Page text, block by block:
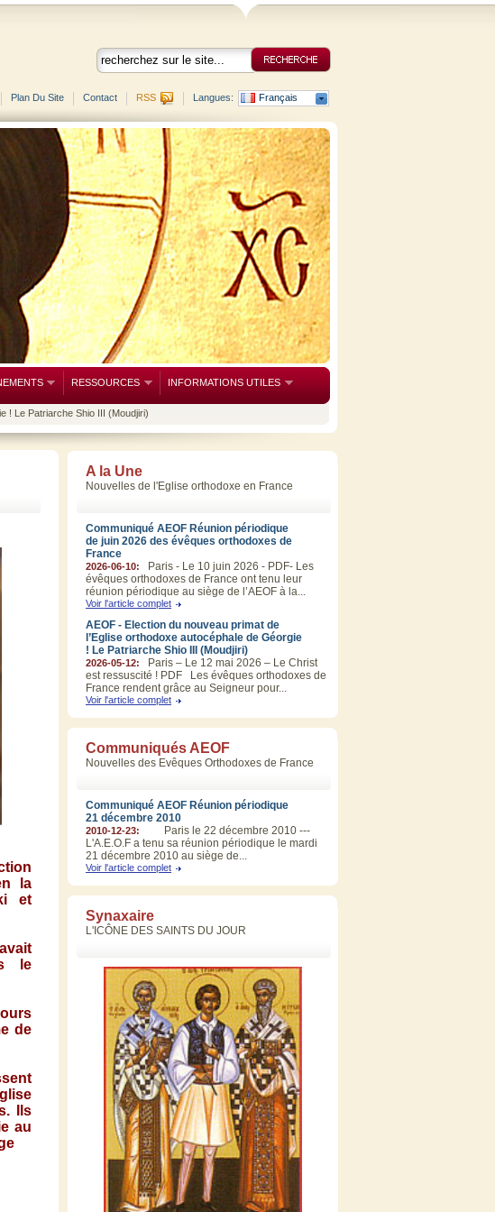
Langues: Français
RSS
Contact
Plan Du Site
RESSOURCES INFORMATIONS UTILES
! Le Patriarche Shio III (Moudjiri)
la
et
le
de
Ils
au
A la Une
Nouvelles de l'Eglise orthodoxe en France
Communiqué AEOF Réunion périodique
de juin 2026 des évêques orthodoxes de
France
2026-06-10:
Paris - Le 10 juin 2026 - PDF- Les
évêques orthodoxes de France ont tenu leur
réunion périodique au siège de l’AEOF à la...
Voir l'article complet
AEOF - Election du nouveau primat de
l’Eglise orthodoxe autocéphale de Géorgie
! Le Patriarche Shio III (Moudjiri)
2026-05-12:
Paris – Le 12 mai 2026 – Le Christ
est ressuscité ! PDF Les évêques orthodoxes de
France rendent grâce au Seigneur pour...
Voir l'article complet
Communiqués AEOF
Nouvelles des Evêques Orthodoxes de France
Communiqué AEOF Réunion périodique
21 décembre 2010
2010-12-23:
Paris le 22 décembre 2010 ---
L'A.E.O.F a tenu sa réunion périodique le mardi
21 décembre 2010 au siège de...
Voir l'article complet
Synaxaire
L'ICÔNE DES SAINTS DU JOUR